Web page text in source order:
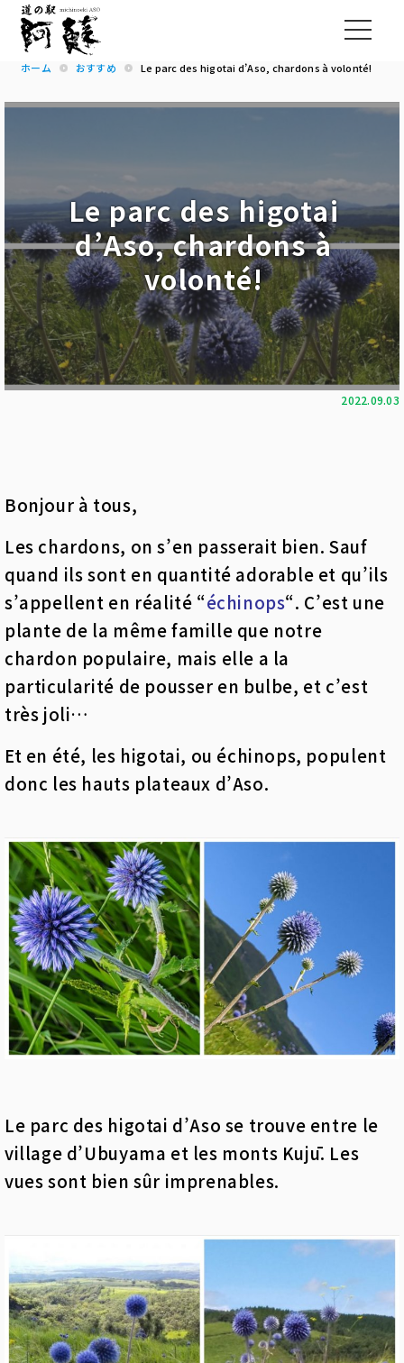
ホーム おすすめ Le parc des higotai d’Aso, chardons à volonté!
Le parc des higotai
d’Aso, chardons à
volonté!
2022.09.03
Bonjour à tous,
Les chardons, on s’en passerait bien. Sauf
quand ils sont en quantité adorable et qu’ils
s’appellent en réalité “échinops“. C’est une
plante de la même famille que notre
chardon populaire, mais elle a la
particularité de pousser en bulbe, et c’est
très joli…
Et en été, les higotai, ou échinops, populent
donc les hauts plateaux d’Aso.
Le parc des higotai d’Aso se trouve entre le
village d’Ubuyama et les monts Kujū. Les
vues sont bien sûr imprenables.